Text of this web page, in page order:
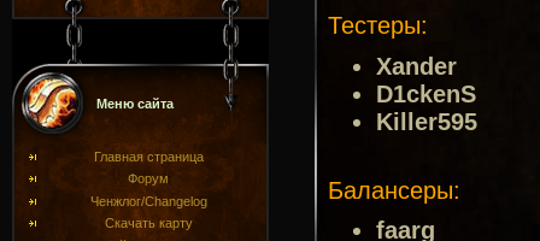
Меню сайта
Главная страница
Форум
Ченжлог/Changelog
Скачать карту
Тестеры:
Xander
D1ckenS
Killer595
Балансеры:
faarg